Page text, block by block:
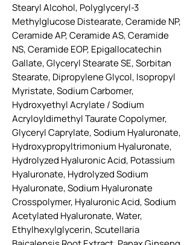
Stearyl Alcohol, Polyglyceryl-3
Methylglucose Distearate, Ceramide NP,
Ceramide AP, Ceramide AS, Ceramide
NS, Ceramide EOP, Epigallocatechin
Gallate, Glyceryl Stearate SE, Sorbitan
Stearate, Dipropylene Glycol, Isopropyl
Myristate, Sodium Carbomer,
Hydroxyethyl Acrylate / Sodium
Acryloyldimethyl Taurate Copolymer,
Glyceryl Caprylate, Sodium Hyaluronate,
Hydroxypropyltrimonium Hyaluronate,
Hydrolyzed Hyaluronic Acid, Potassium
Hyaluronate, Hydrolyzed Sodium
Hyaluronate, Sodium Hyaluronate
Crosspolymer, Hyaluronic Acid, Sodium
Acetylated Hyaluronate, Water,
Ethylhexylglycerin, Scutellaria